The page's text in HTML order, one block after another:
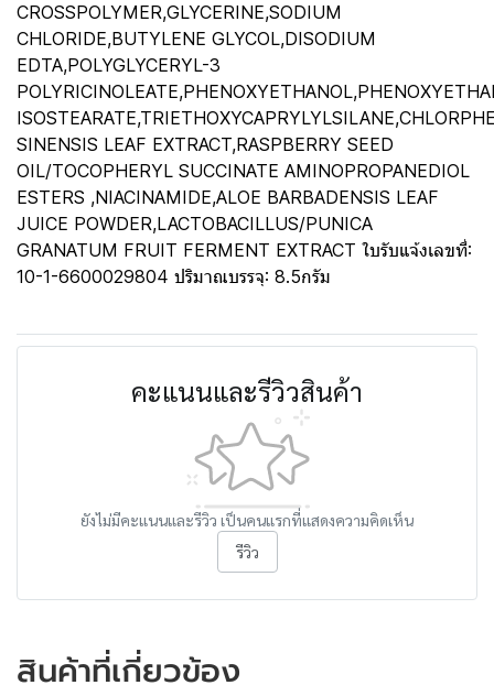
CROSSPOLYMER,GLYCERINE,SODIUM
CHLORIDE,BUTYLENE GLYCOL,DISODIUM
EDTA,POLYGLYCERYL-3
SINENSIS LEAF EXTRACT,RASPBERRY SEED
OIL/TOCOPHERYL SUCCINATE AMINOPROPANEDIOL
ESTERS ,NIACINAMIDE,ALOE BARBADENSIS LEAF
JUICE POWDER,LACTOBACILLUS/PUNICA
GRANATUM FRUIT FERMENT EXTRACT ใบรับแจ้งเลขที่:
10-1-6600029804 ปริมาณบรรจุ: 8.5กรัม
คะแนนและรีวิวสินค้า
ยังไม่มีคะแนนและรีวิว เป็นคนแรกที่แสดงความคิดเห็น
รีวิว
สินค้าที่เกี่ยวข้อง